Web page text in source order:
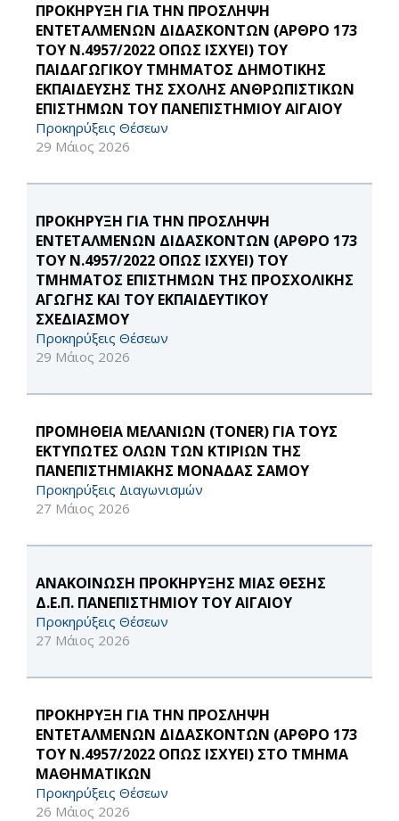
ΠΡΟΚΗΡΥΞΗ ΓΙΑ ΤΗΝ ΠΡΟΣΛΗΨΗ
ΕΝΤΕΤΑΛΜΕΝΩΝ ΔΙΔΑΣΚΟΝΤΩΝ (ΑΡΘΡΟ 173
ΤΟΥ Ν.4957/2022 ΟΠΩΣ ΙΣΧΥΕΙ) ΤΟΥ
ΠΑΙΔΑΓΩΓΙΚΟΥ ΤΜΗΜΑΤΟΣ ΔΗΜΟΤΙΚΗΣ
ΕΚΠΑΙΔΕΥΣΗΣ ΤΗΣ ΣΧΟΛΗΣ ΑΝΘΡΩΠΙΣΤΙΚΩΝ
ΕΠΙΣΤΗΜΩΝ ΤΟΥ ΠΑΝΕΠΙΣΤΗΜΙΟΥ ΑΙΓΑΙΟΥ
Προκηρύξεις Θέσεων
29 Μάιος 2026
ΠΡΟΚΗΡΥΞΗ ΓΙΑ ΤΗΝ ΠΡΟΣΛΗΨΗ
ΕΝΤΕΤΑΛΜΕΝΩΝ ΔΙΔΑΣΚΟΝΤΩΝ (ΑΡΘΡΟ 173
ΤΟΥ Ν.4957/2022 ΟΠΩΣ ΙΣΧΥΕΙ) ΤΟΥ
ΤΜΗΜΑΤΟΣ ΕΠΙΣΤΗΜΩΝ ΤΗΣ ΠΡΟΣΧΟΛΙΚΗΣ
ΑΓΩΓΗΣ ΚΑΙ ΤΟΥ ΕΚΠΑΙΔΕΥΤΙΚΟΥ
ΣΧΕΔΙΑΣΜΟΥ
Προκηρύξεις Θέσεων
29 Μάιος 2026
ΠΡΟΜΗΘΕΙΑ ΜΕΛΑΝΙΩΝ (TONER) ΓΙΑ ΤΟΥΣ
ΕΚΤΥΠΩΤΕΣ ΟΛΩΝ ΤΩΝ ΚΤΙΡΙΩΝ ΤΗΣ
ΠΑΝΕΠΙΣΤΗΜΙΑΚΗΣ ΜΟΝΑΔΑΣ ΣΑΜΟΥ
Προκηρύξεις Διαγωνισμών
27 Μάιος 2026
ΑΝΑΚΟΙΝΩΣΗ ΠΡΟΚΗΡΥΞΗΣ ΜΙΑΣ ΘΕΣΗΣ
Δ.Ε.Π. ΠΑΝΕΠΙΣΤΗΜΙΟΥ ΤΟΥ ΑΙΓΑΙΟΥ
Προκηρύξεις Θέσεων
27 Μάιος 2026
ΠΡΟΚΗΡΥΞΗ ΓΙΑ ΤΗΝ ΠΡΟΣΛΗΨΗ
ΕΝΤΕΤΑΛΜΕΝΩΝ ΔΙΔΑΣΚΟΝΤΩΝ (ΑΡΘΡΟ 173
ΤΟΥ Ν.4957/2022 ΟΠΩΣ ΙΣΧΥΕΙ) ΣΤΟ ΤΜΗΜΑ
ΜΑΘΗΜΑΤΙΚΩΝ
Προκηρύξεις Θέσεων
26 Μάιος 2026